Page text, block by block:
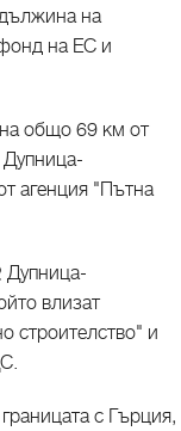
на
на ЕС и
общо 69 км от
Дупница-
агенция "Пътна
Дупница-
влизат
строителство" и
с Гърция,